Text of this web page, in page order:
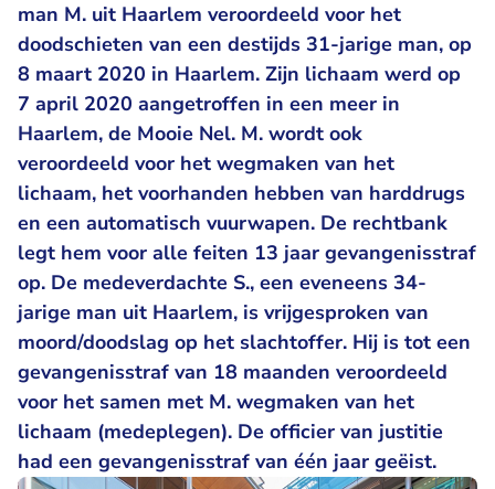
man M. uit Haarlem veroordeeld voor het
doodschieten van een destijds 31-jarige man, op
8 maart 2020 in Haarlem. Zijn lichaam werd op
7 april 2020 aangetroffen in een meer in
Haarlem, de Mooie Nel. M. wordt ook
veroordeeld voor het wegmaken van het
lichaam, het voorhanden hebben van harddrugs
en een automatisch vuurwapen. De rechtbank
legt hem voor alle feiten 13 jaar gevangenisstraf
op. De medeverdachte S., een eveneens 34-
jarige man uit Haarlem, is vrijgesproken van
moord/doodslag op het slachtoffer. Hij is tot een
gevangenisstraf van 18 maanden veroordeeld
voor het samen met M. wegmaken van het
lichaam (medeplegen). De officier van justitie
had een gevangenisstraf van één jaar geëist.